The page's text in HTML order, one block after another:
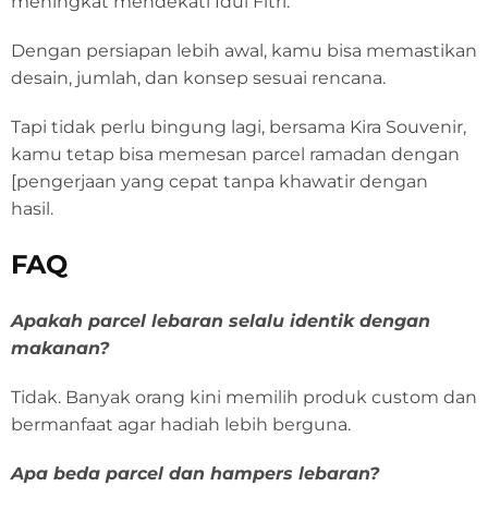
Dengan persiapan lebih awal, kamu bisa memastikan
desain, jumlah, dan konsep sesuai rencana.
Tapi tidak perlu bingung lagi, bersama Kira Souvenir,
kamu tetap bisa memesan parcel ramadan dengan
[pengerjaan yang cepat tanpa khawatir dengan
hasil.
FAQ
Apakah parcel lebaran selalu identik dengan
makanan?
Tidak. Banyak orang kini memilih produk custom dan
bermanfaat agar hadiah lebih berguna.
Apa beda parcel dan hampers lebaran?